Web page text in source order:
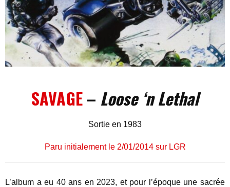
SAVAGE– Loose ‘n Lethal
Sortie en 1983
Paru initialement le 2/01/2014 sur LGR
L’album a eu 40 ans en 2023, et pour l’époque une sacrée